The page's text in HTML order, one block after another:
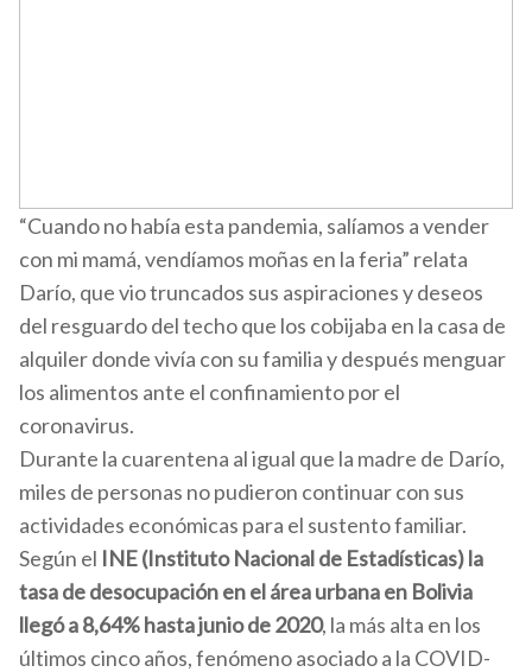
“Cuando no había esta pandemia, salíamos a vender
con mi mamá, vendíamos moñas en la feria” relata
Darío, que vio truncados sus aspiraciones y deseos
del resguardo del techo que los cobijaba en la casa de
alquiler donde vivía con su familia y después menguar
los alimentos ante el confinamiento por el
coronavirus.
Durante la cuarentena al igual que la madre de Darío,
miles de personas no pudieron continuar con sus
actividades económicas para el sustento familiar.
Según el INE (Instituto Nacional de Estadísticas) la
tasa de desocupación en el área urbana en Bolivia
llegó a 8,64% hasta junio de 2020, la más alta en los
últimos cinco años, fenómeno asociado a la COVID-